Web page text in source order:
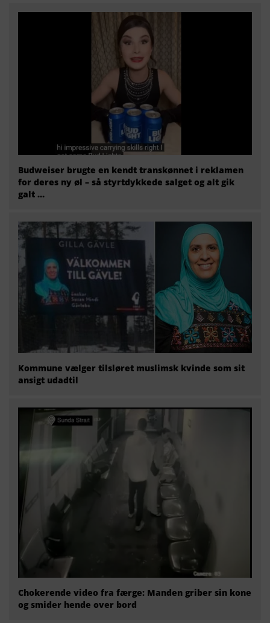
Budweiser brugte en kendt transkønnet i reklamen
for deres ny øl – så styrtdykkede salget og alt gik
galt …
Kommune vælger tilsløret muslimsk kvinde som sit
ansigt udadtil
Chokerende video fra færge: Manden griber sin kone
og smider hende over bord